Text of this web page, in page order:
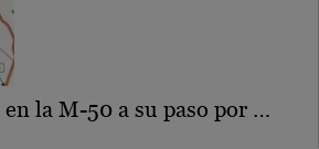
la M-50 a su paso por …